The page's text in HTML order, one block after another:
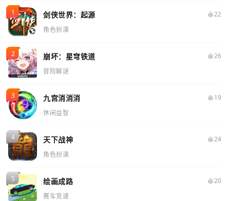
剑侠世界：起源
22
角色扮演
崩坏：星穹铁道
26
冒险解谜
九宫消消消
19
休闲益智
天下战神
24
角色扮演
绘画成路
20
赛车竞速